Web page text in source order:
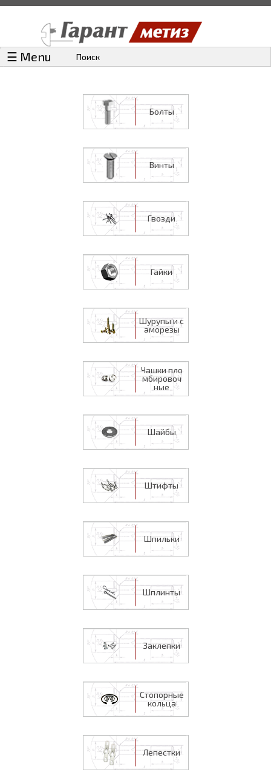
☰ Menu Поиск
Болты
Винты
Гвозди
Гайки
Шурупы и с
аморезы
Чашки пло
мбировоч
ные
Шайбы
Штифты
Шпильки
Шплинты
Заклепки
Стопорные
кольца
Лепестки